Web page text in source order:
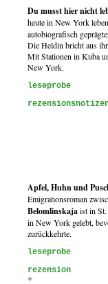
Du musst hier nicht
heute in New York
autobiografisch
Die Heldin bricht aus
Mit Stationen in Kuba
New York.
leseprobe
Apfel, Huhn und
Emigrationsroman
Belomlinskajaist in St.
in New York gelebt,
zurückkehrte.
leseprobe
rezension
+